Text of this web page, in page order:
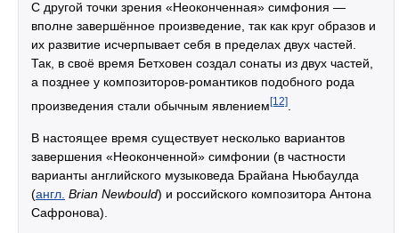
С другой точки зрения «Неоконченная» симфония —
вполне завершённое произведение, так как круг образов и
их развитие исчерпывает себя в пределах двух частей.
Так, в своё время Бетховен создал сонаты из двух частей,
а позднее у композиторов-романтиков подобного рода
произведения стали обычным явлением [12]
В настоящее время существует несколько вариантов
завершения «Неоконченной» симфонии (в частности
варианты английского музыковеда Брайана Ньюбаулда
(англ. Brian Newbould) и российского композитора Антона
Сафронова).